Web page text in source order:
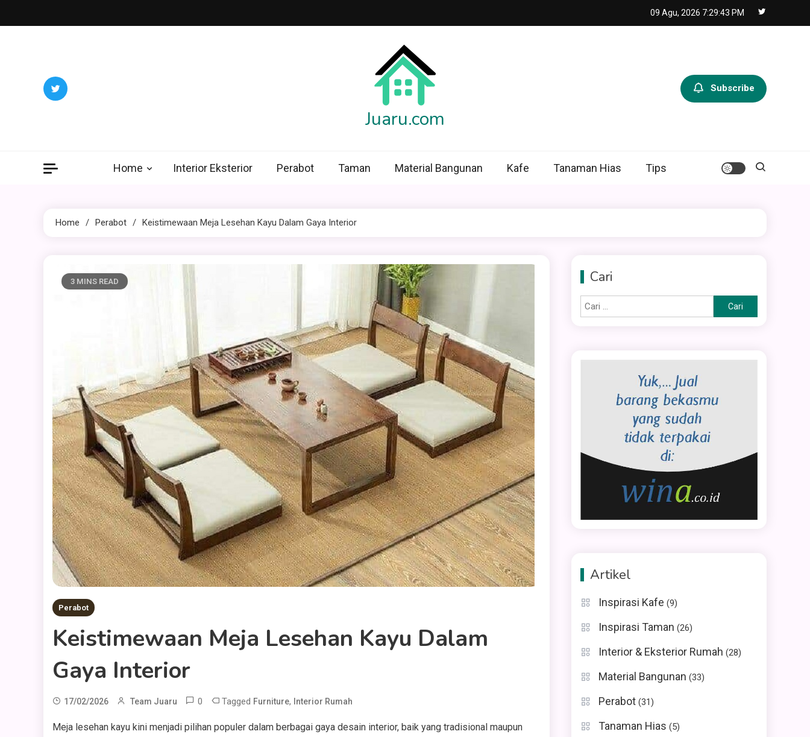
to
09 Agu, 2026 7:29:44 PM
Juaru.com
Subscribe
Home Interior Eksterior Perabot Taman Material Bangunan Kafe Tanaman Hias Tips
Home Perabot Keistimewaan Meja Lesehan Kayu Dalam Gaya Interior
3 MINS READ
Perabot
Keistimewaan Meja Lesehan Kayu Dalam
Gaya Interior
17/02/2026 Team Juaru 0 Tagged Furniture, Interior Rumah
Meja lesehan kayu kini menjadi pilihan populer dalam berbagai gaya desain interior, baik yang tradisional maupun
Cari
Cari
untuk:
Artikel
Inspirasi Kafe (9)
Inspirasi Taman (26)
Interior & Eksterior Rumah (28)
Material Bangunan (33)
Perabot (31)
Tanaman Hias (5)